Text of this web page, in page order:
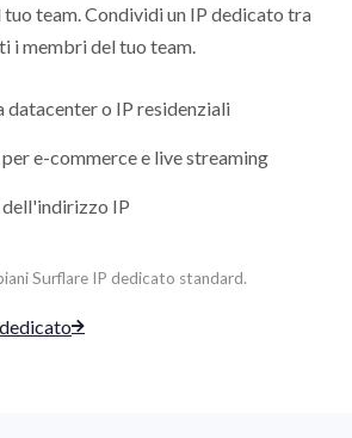
tuo team. Condividi un IP dedicato tra
i membri del tuo team.
datacenter o IP residenziali
e-commerce e live streaming
IP
Surflare IP dedicato standard.